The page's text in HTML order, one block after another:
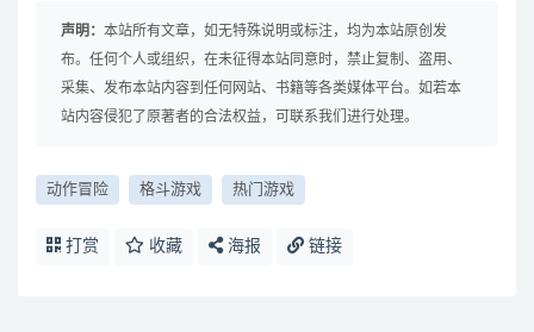
声明： 本站所有文章，如无特殊说明或标注，均为本站原创发
布。任何个人或组织，在未征得本站同意时，禁止复制、盗用、
采集、发布本站内容到任何网站、书籍等各类媒体平台。如若本
站内容侵犯了原著者的合法权益，可联系我们进行处理。
动作冒险 格斗游戏 热门游戏
打赏 收藏 海报 链接